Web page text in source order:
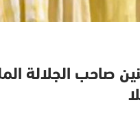
صاحب